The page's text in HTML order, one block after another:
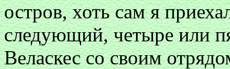
остров, хоть сам я
следующий, четыре или
Веласкес со своим